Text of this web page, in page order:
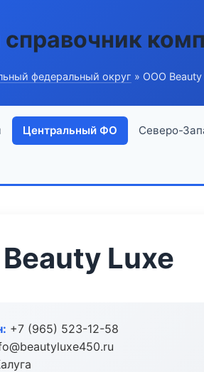
федеральный округ » ООО Beauty
Центральный ФО Северо-
Luxe
+7 (965) 523-12-58